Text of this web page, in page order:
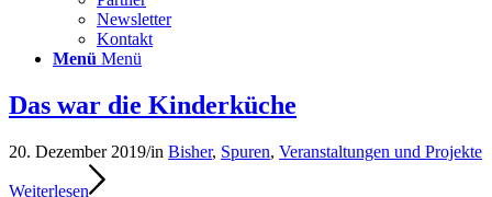
Newsletter
Kontakt
Menü Menü
Das war die Kinderküche
20. Dezember 2019/in Bisher, Spuren, Veranstaltungen und Projekte
Weiterlesen